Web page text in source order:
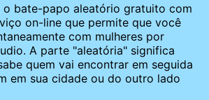
o bate-papo aleatório gratuito com
on-line que permite que você
com mulheres por
A parte "aleatória" significa
quem vai encontrar em seguida
em sua cidade ou do outro lado